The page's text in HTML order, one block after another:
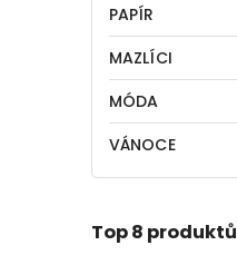
PAPÍR
MAZLÍCI
MÓDA
VÁNOCE
Top 8 produktů